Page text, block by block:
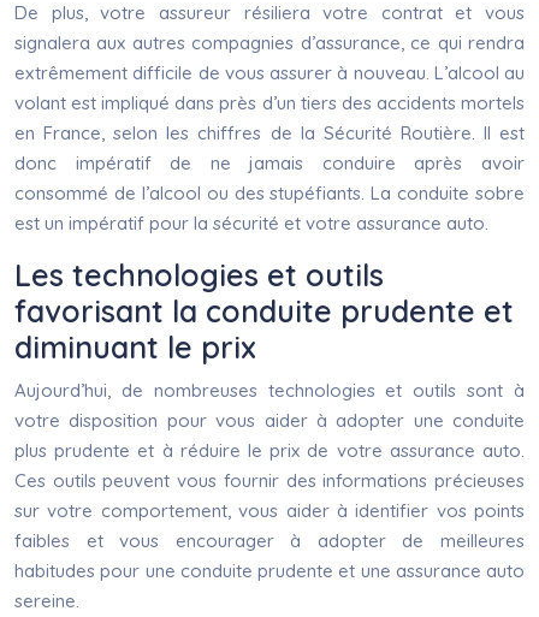
De plus, votre assureur résiliera votre contrat et vous
signalera aux autres compagnies d’assurance, ce qui rendra
extrêmement difficile de vous assurer à nouveau. L’alcool au
volant est impliqué dans près d’un tiers des accidents mortels
en France, selon les chiffres de la Sécurité Routière. Il est
donc impératif de ne jamais conduire après avoir
consommé de l’alcool ou des stupéfiants. La conduite sobre
est un impératif pour la sécurité et votre assurance auto.
Les technologies et outils
favorisant la conduite prudente et
diminuant le prix
Aujourd’hui, de nombreuses technologies et outils sont à
votre disposition pour vous aider à adopter une conduite
plus prudente et à réduire le prix de votre assurance auto.
Ces outils peuvent vous fournir des informations précieuses
sur votre comportement, vous aider à identifier vos points
faibles et vous encourager à adopter de meilleures
habitudes pour une conduite prudente et une assurance auto
sereine.